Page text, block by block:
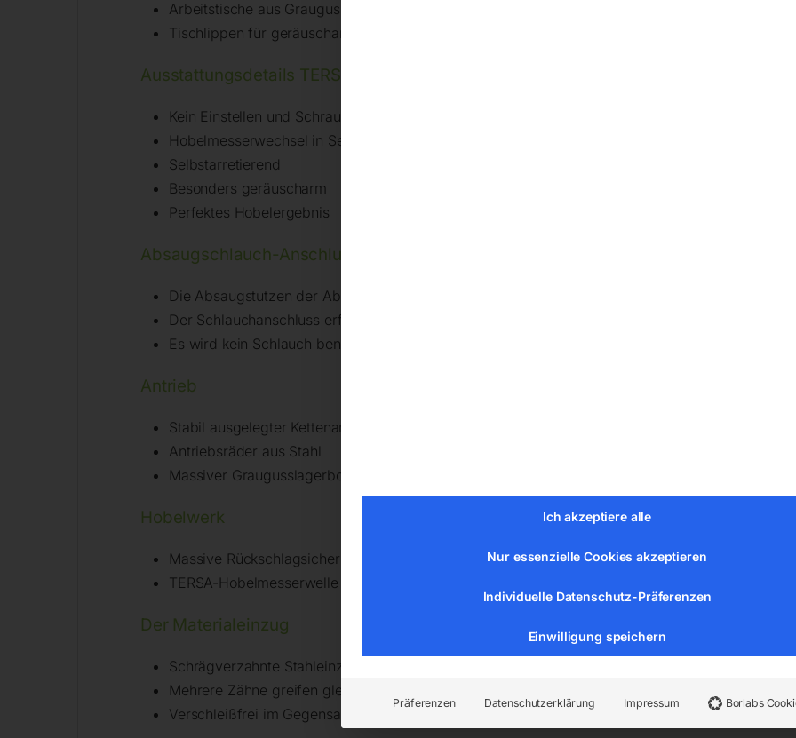
Arbeitstische aus Grauguss, nachgeglüht und spannungsfrei, dadurch unempfindlich und
Tischlippen für geräuscharmen Lauf
Ausstattungsdetails TERSA-Hobelmesserwelle
Kein Einstellen und Schrauben mehr
Hobelmesserwechsel in Sekunden
Selbstarretierend
Besonders geräuscharm
Perfektes Hobelergebnis
Absaugschlauch-Anschluss
Die Absaugstutzen der Abrichte und Dicke zeigen in die selbe Richtung.
Der Schlauchanschluss erfolgt von nur einer Seite aus.
Es wird kein Schlauch benötigt, der um die Maschine herumreicht.
Antrieb
Stabil ausgelegter Kettenantrieb
Antriebsräder aus Stahl
Massiver Graugusslagerbock
Hobelwerk
Massive Rückschlagsicherungen verhindern den Rückschlag von Werkstücken
TERSA-Hobelmesserwelle mit drei Messern sorgt für ein optimales Hobelbild
Der Materialeinzug
Schrägverzahnte Stahleinzugswalzen für einen konstanten und gleichmäßigen Materialeinzug
Mehrere Zähne greifen gleichzeitig für kraftvollen Vorschub
Verschleißfrei im Gegensatz zu Gummieinzugswalzen
Ich akzeptiere alle
Nur essenzielle Cookies akzeptieren
Individuelle Datenschutz-Präferenzen
Einwilligung speichern
Präferenzen Datenschutzerklärung Impressum Borlabs